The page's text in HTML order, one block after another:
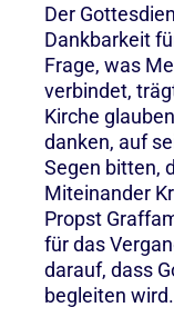
Der
Dankbarkeit
Frage, was
verbindet,
Kirche
danken, auf
Segen bitten,
Miteinander
Propst
für das
darauf, dass
begleiten wird.